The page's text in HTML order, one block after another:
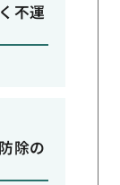
不運
除の